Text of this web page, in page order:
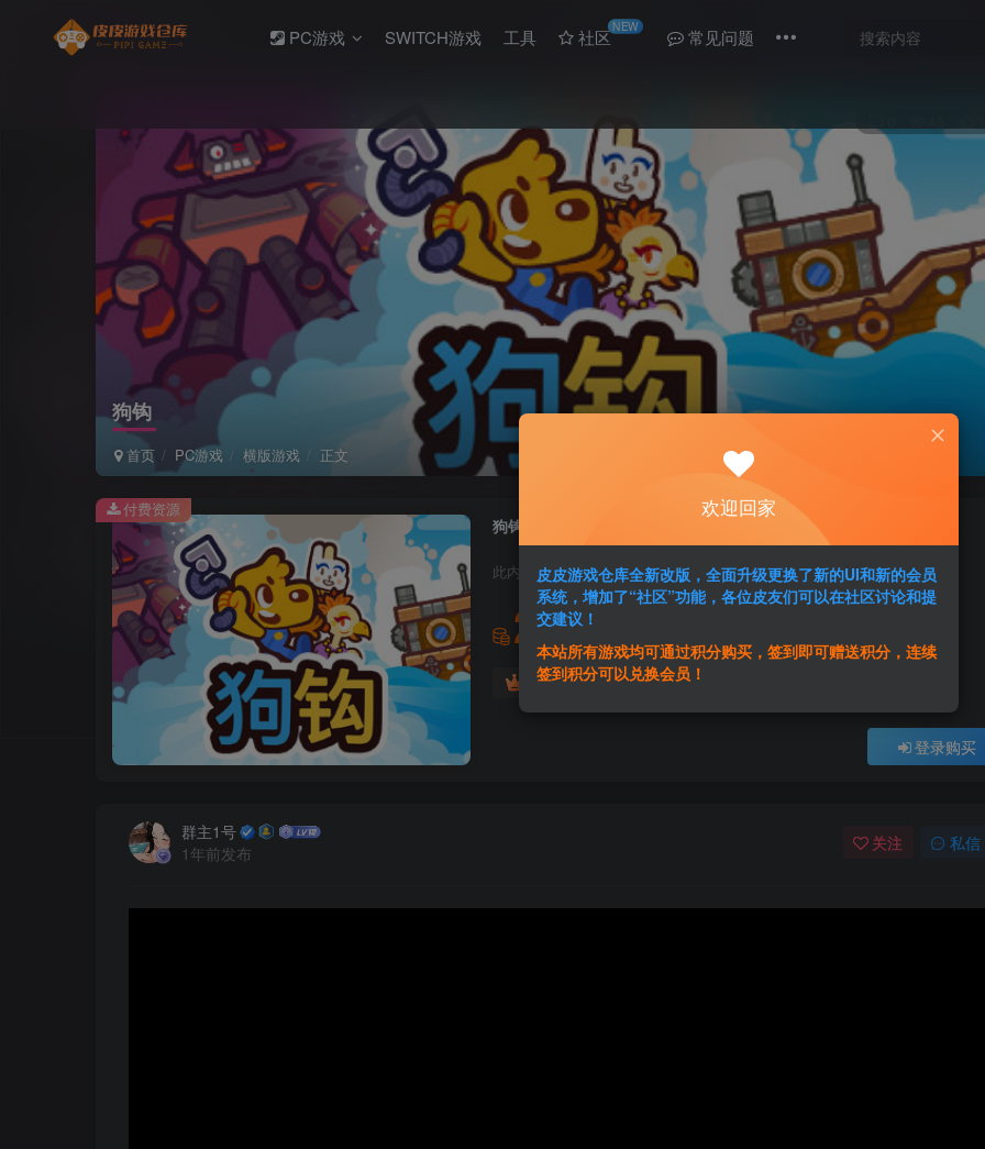
PC游戏 SWITCH游戏 工具 社区NEW 常见问题
狗钩
首页 PC游戏 横版游戏 正文
狗钩
此内容为付费资源，请付费后查看
2
黄金会员免费 超级会员
登录购买
付费资源
群主1号
1年前发布
关注 私信
欢迎回家
皮皮游戏仓库全新改版，全面升级更换了新的UI和新的会员
系统，增加了“社区”功能，各位皮友们可以在社区讨论和提
交建议！
本站所有游戏均可通过积分购买，签到即可赠送积分，连续
签到积分可以兑换会员！